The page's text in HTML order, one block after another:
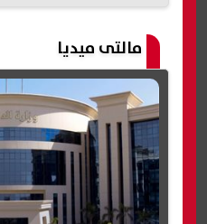
مالتى ميديا